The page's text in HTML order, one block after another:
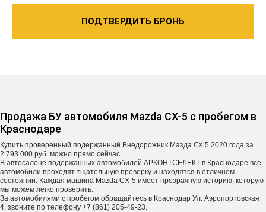
ПОДТВЕРДИТЬ БРОНЬ
Продажа БУ автомобиля Mazda CX-5 с пробегом в
Краснодаре
Купить проверенный подержанный Внедорожник Мазда СХ 5 2020 года за
2 793 000 руб. можно прямо сейчас.
В автосалоне подержанных автомобилей АРКОНТСЕЛЕКТ в Краснодаре все
автомобили проходят тщательную проверку и находятся в отличном
состоянии. Каждая машина Mazda CX-5 имеет прозрачную историю, которую
мы можем легко проверить.
За автомобилями с пробегом обращайтесь в Краснодар Ул. Аэропортовская
4, звоните по телефону +7 (861) 205-49-23.